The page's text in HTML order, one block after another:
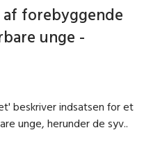
af forebyggende
unge -
beskriver indsatsen for et
unge, herunder de syv..